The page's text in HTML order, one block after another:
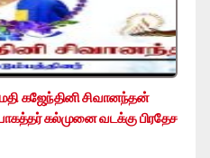
கஜேந்தினி சிவானந்தன்
கல்முனை வடக்கு பிரதேச